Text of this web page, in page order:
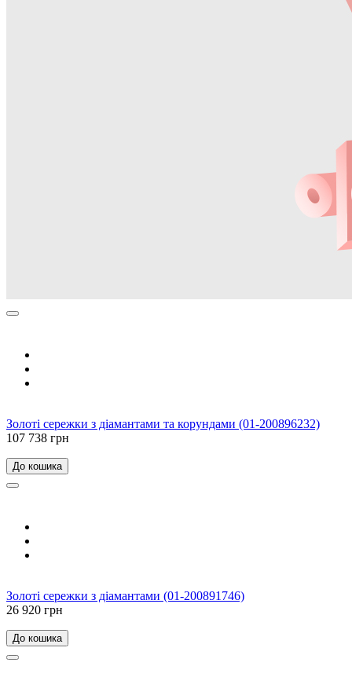
Золоті сережки з діамантами та корундами (01-200896232)
107 738 грн
До кошика
Золоті сережки з діамантами (01-200891746)
26 920 грн
До кошика